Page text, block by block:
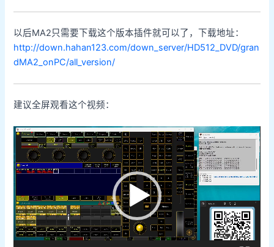
以后MA2只需要下载这个版本插件就可以了，下载地址：
http://down.hahan123.com/down_server/HD512_DVD/gran
dMA2_onPC/all_version/
建议全屏观看这个视频：
视
频
播
放